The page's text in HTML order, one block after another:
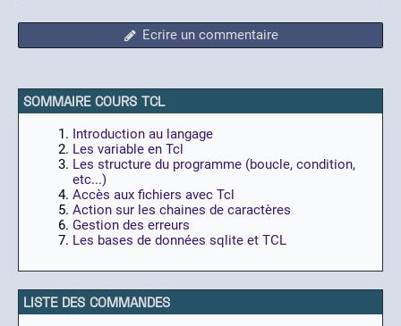
Ecrire un commentaire
SOMMAIRE COURS TCL
Introduction au langage
Les variable en Tcl
Les structure du programme (boucle, condition,
etc...)
Accès aux fichiers avec Tcl
Action sur les chaines de caractères
Gestion des erreurs
Les bases de données sqlite et TCL
LISTE DES COMMANDES